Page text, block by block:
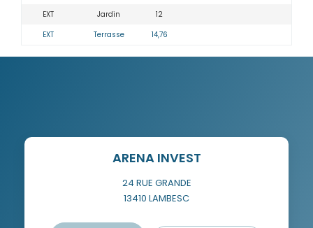
EXT
Jardin
12
EXT
Terrasse 14,76
ARENA INVEST
24 RUE GRANDE
13410 LAMBESC